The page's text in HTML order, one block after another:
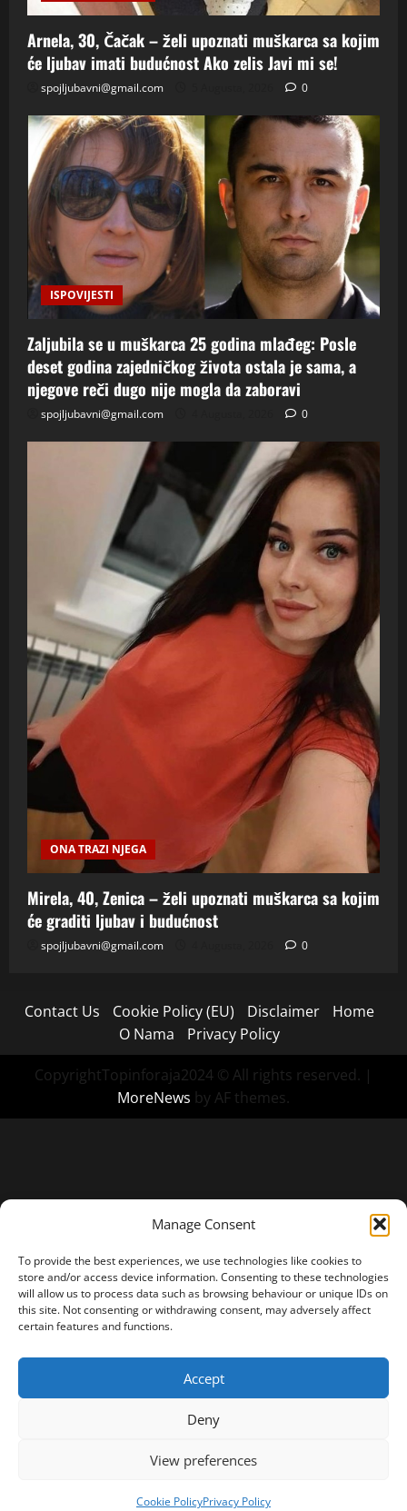
Manage Consent
To provide the best experiences, we use technologies like cookies to
store and/or access device information. Consenting to these technologies
will allow us to process data such as browsing behaviour or unique IDs on
this site. Not consenting or withdrawing consent, may adversely affect
certain features and functions.
Accept
Deny
View preferences
Cookie PolicyPrivacy Policy
Arnela, 30, Čačak – želi upoznati muškarca sa kojim
će ljubav imati budućnost Ako zelis Javi mi se!
spojljubavni@gmail.com 0
ISPOVIJESTI
Zaljubila se u muškarca 25 godina mlađeg: Posle
deset godina zajedničkog života ostala je sama, a
njegove reči dugo nije mogla da zaboravi
spojljubavni@gmail.com 0
ONA TRAZI NJEGA
Mirela, 40, Zenica – želi upoznati muškarca sa kojim
će graditi ljubav i budućnost
spojljubavni@gmail.com 0
Contact Us Cookie Policy (EU) Disclaimer
Home
O Nama
Privacy Policy
CopyrightTopinforaja2024 © All rights reserved. |
MoreNews by AF themes.